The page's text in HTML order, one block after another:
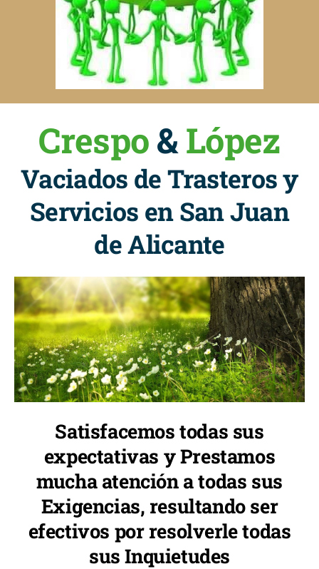
Crespo&López
Vaciados de Trasteros y
Servicios en San Juan
de Alicante
Satisfacemos todas sus
expectativas y Prestamos
mucha atención a todas sus
Exigencias, resultando ser
efectivos por resolverle todas
sus Inquietudes